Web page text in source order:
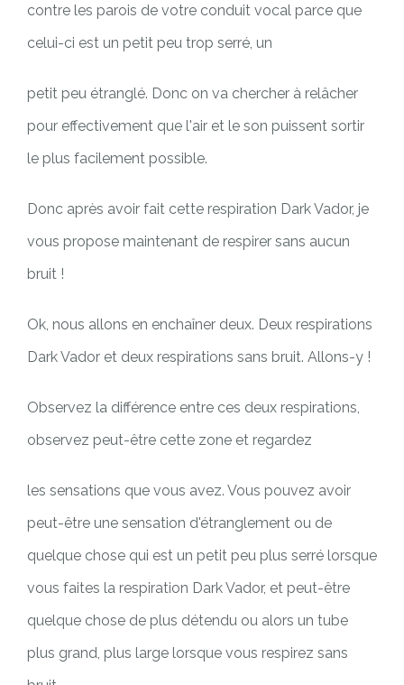
contre les parois de votre conduit vocal parce que
celui-ci est un petit peu trop serré, un
petit peu étranglé. Donc on va chercher à relâcher
pour effectivement que l'air et le son puissent sortir
le plus facilement possible.
Donc après avoir fait cette respiration Dark Vador, je
vous propose maintenant de respirer sans aucun
bruit !
Ok, nous allons en enchaîner deux. Deux respirations
Dark Vador et deux respirations sans bruit. Allons-y !
Observez la différence entre ces deux respirations,
observez peut-être cette zone et regardez
les sensations que vous avez. Vous pouvez avoir
peut-être une sensation d'étranglement ou de
quelque chose qui est un petit peu plus serré lorsque
vous faites la respiration Dark Vador, et peut-être
quelque chose de plus détendu ou alors un tube
plus grand, plus large lorsque vous respirez sans